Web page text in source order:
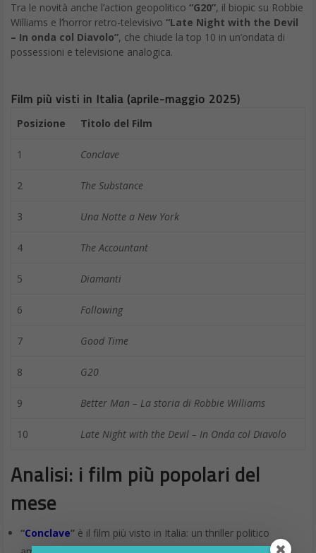
Tra le novità anche l’action geopolitico “G20”, il biopic su Robbie
Williams e l’horror retro-televisivo “Late Night with the Devil
– In onda col Diavolo”, che chiude la top 10 in un’ondata di
possessioni e televisione analogica.
Film più visti in Italia (aprile-maggio 2025)
Posizione Titolo del Film
1 Conclave
2 The Substance
3 Una Notte a New York
4 The Accountant
5 Diamanti
6 Following
7 Good Time
8 G20
9 Better Man – La storia di Robbie Williams
10 Late Night with the Devil – In Onda col Diavolo
Analisi: i film più popolari del
mese
“Conclave” è il film più visto in Italia: un thriller politico